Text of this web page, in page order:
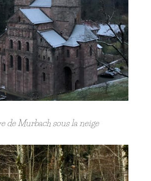
de Murbach sous la neige